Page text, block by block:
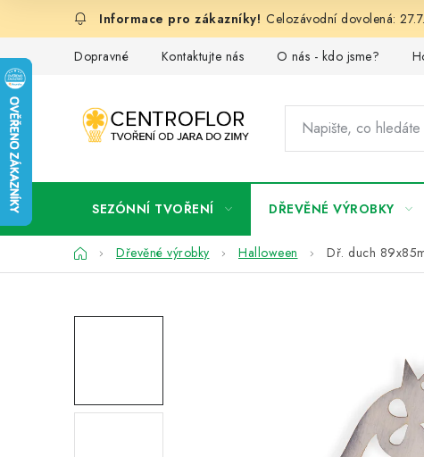
Celozávodní dovolená:
Dopravné Kontaktujte nás O nás - kdo jsme?
SEZÓNNÍ TVOŘENÍ DŘEVĚNÉ VÝROBKY
DomůDřevěné výrobky Halloween Dř. duch